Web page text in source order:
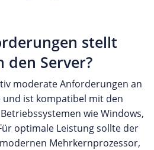
stellt
den Server?
moderate Anforderungen an
und ist kompatibel mit den
wie Windows,
optimale Leistung sollte der
Mehrkernprozessor,